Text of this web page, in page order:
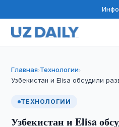
Главная›Технологии›
Узбекистан и Elisa обсудили
ТЕХНОЛОГИИ
Узбекистан и Elisa